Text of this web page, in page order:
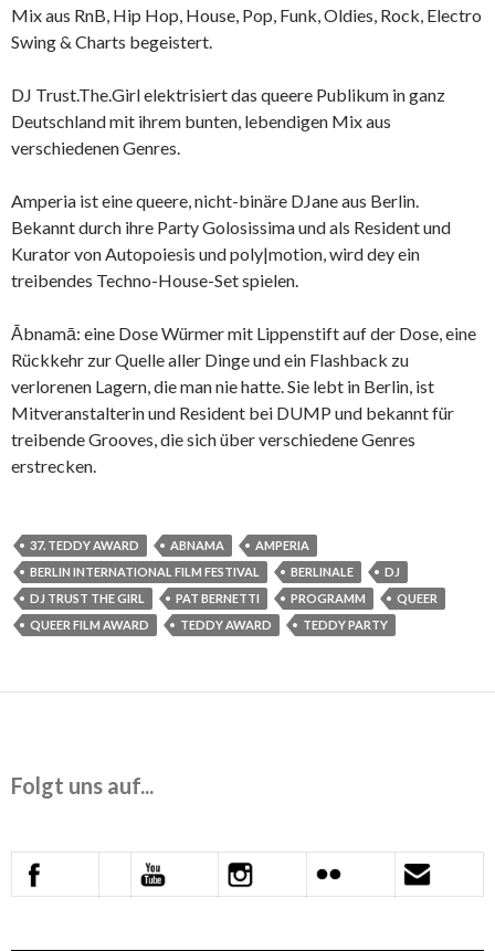
Mix aus RnB, Hip Hop, House, Pop, Funk, Oldies, Rock, Electro
Swing & Charts begeistert.
DJ Trust.The.Girl elektrisiert das queere Publikum in ganz
Deutschland mit ihrem bunten, lebendigen Mix aus
verschiedenen Genres.
Amperia ist eine queere, nicht-binäre DJane aus Berlin.
Bekannt durch ihre Party Golosissima und als Resident und
Kurator von Autopoiesis und poly|motion, wird dey ein
treibendes Techno-House-Set spielen.
Ābnamā: eine Dose Würmer mit Lippenstift auf der Dose, eine
Rückkehr zur Quelle aller Dinge und ein Flashback zu
verlorenen Lagern, die man nie hatte. Sie lebt in Berlin, ist
Mitveranstalterin und Resident bei DUMP und bekannt für
treibende Grooves, die sich über verschiedene Genres
erstrecken.
37. TEDDY AWARD ABNAMA
AMPERIA
BERLIN INTERNATIONAL FILM FESTIVAL
BERLINALE
DJ
DJ TRUST THE GIRL
PAT BERNETTI PROGRAMM
QUEER
QUEER FILM AWARD
TEDDY AWARD TEDDY PARTY
Folgt uns auf...